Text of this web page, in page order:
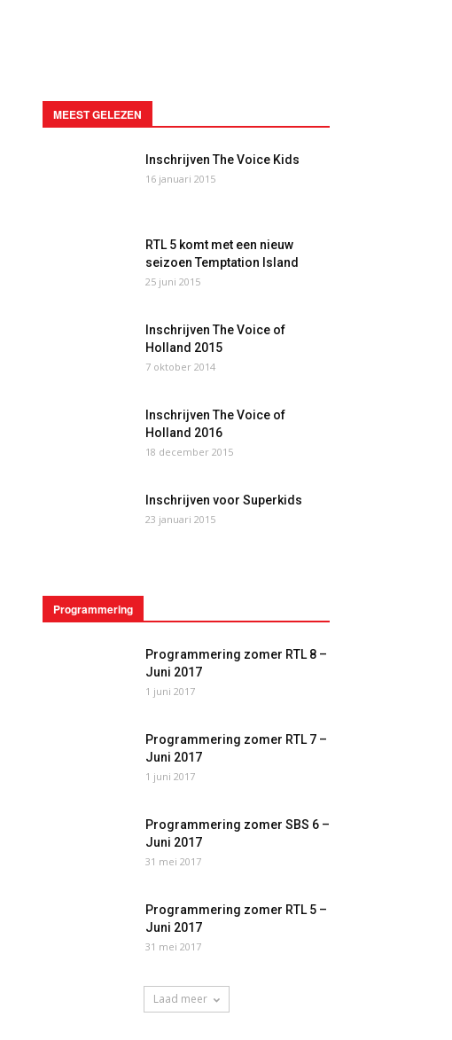
MEEST GELEZEN
Inschrijven The Voice Kids
16 januari 2015
RTL 5 komt met een nieuw
seizoen Temptation Island
25 juni 2015
Inschrijven The Voice of
Holland 2015
7 oktober 2014
Inschrijven The Voice of
Holland 2016
18 december 2015
Inschrijven voor Superkids
23 januari 2015
Programmering
Programmering zomer RTL 8 –
Juni 2017
1 juni 2017
Programmering zomer RTL 7 –
Juni 2017
1 juni 2017
Programmering zomer SBS 6 –
Juni 2017
31 mei 2017
Programmering zomer RTL 5 –
Juni 2017
31 mei 2017
Laad meer